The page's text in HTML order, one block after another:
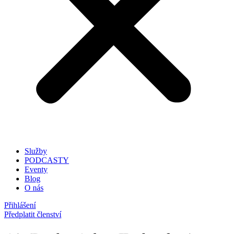
Služby
PODCASTY
Eventy
Blog
O nás
Přihlášení
Předplatit členství